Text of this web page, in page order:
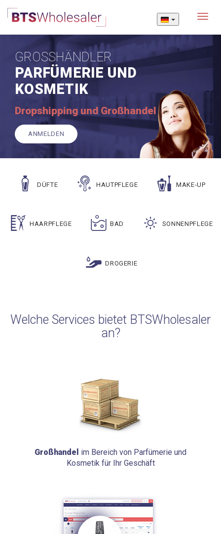
Menu
GROSSHÄNDLER
PARFÜMERIE UND
KOSMETIK
Dropshipping und Großhandel
ANMELDEN
DÜFTE HAUTPFLEGE MAKE-UP
HAARPFLEGE BAD SONNENPFLEGE
DROGERIE
Welche Services bietet BTSWholesaler
an?
Großhandel im Bereich von Parfümerie und
Kosmetik für Ihr Geschäft